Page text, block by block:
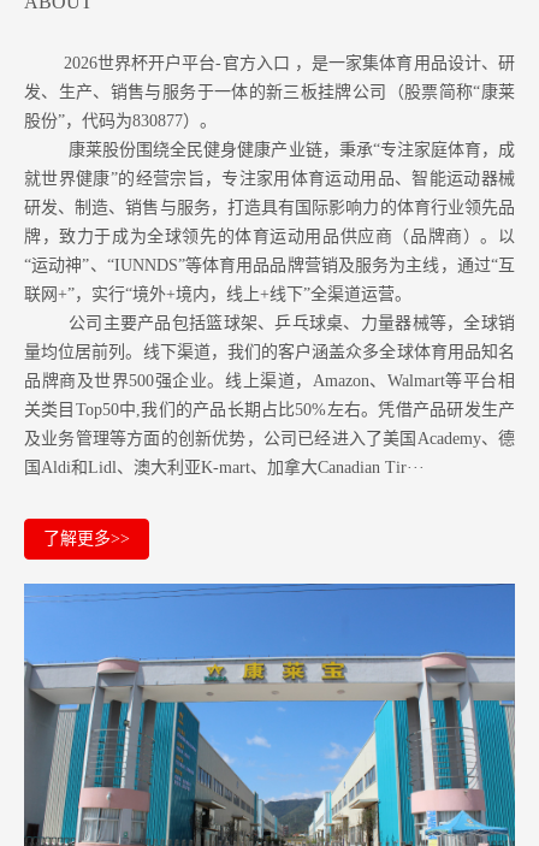
2026世界杯开户平台-官方入口 ，是一家集体育用品设计、研
发、生产、销售与服务于一体的新三板挂牌公司（股票简称“康莱
股份”，代码为830877）。
康莱股份围绕全民健身健康产业链，秉承“专注家庭体育，成
就世界健康”的经营宗旨，专注家用体育运动用品、智能运动器械
研发、制造、销售与服务，打造具有国际影响力的体育行业领先品
牌，致力于成为全球领先的体育运动用品供应商（品牌商）。以
“运动神”、“IUNNDS”等体育用品品牌营销及服务为主线，通过“互
联网+”，实行“境外+境内，线上+线下”全渠道运营。
公司主要产品包括篮球架、乒乓球桌、力量器械等，全球销
量均位居前列。 线下渠道，我们的客户涵盖众多全球体育用品知名
品牌商及世界500强企业。 线上渠道，Amazon、Walmart等平台相
关类目Top50中,我们的产品长期占比50%左右。凭借产品研发生产
及业务管理等方面的创新优势，公司已经进入了美国Academy、德
国Aldi和Lidl、澳大利亚K-mart、加拿大Canadian Tir···
了解更多>>